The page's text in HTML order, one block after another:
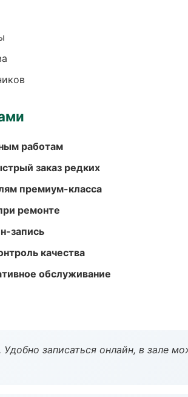
работам
заказ редких
премиум-класса
ремонте
запись
качества
обслуживание
записаться онлайн, в зале